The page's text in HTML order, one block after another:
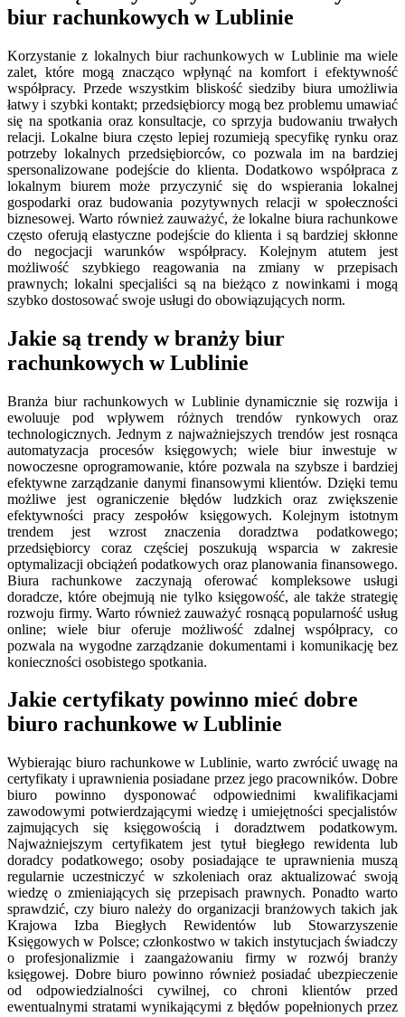
biur rachunkowych w Lublinie
Korzystanie z lokalnych biur rachunkowych w Lublinie ma wiele
zalet, które mogą znacząco wpłynąć na komfort i efektywność
współpracy. Przede wszystkim bliskość siedziby biura umożliwia
łatwy i szybki kontakt; przedsiębiorcy mogą bez problemu umawiać
się na spotkania oraz konsultacje, co sprzyja budowaniu trwałych
relacji. Lokalne biura często lepiej rozumieją specyfikę rynku oraz
potrzeby lokalnych przedsiębiorców, co pozwala im na bardziej
spersonalizowane podejście do klienta. Dodatkowo współpraca z
lokalnym biurem może przyczynić się do wspierania lokalnej
gospodarki oraz budowania pozytywnych relacji w społeczności
biznesowej. Warto również zauważyć, że lokalne biura rachunkowe
często oferują elastyczne podejście do klienta i są bardziej skłonne
do negocjacji warunków współpracy. Kolejnym atutem jest
możliwość szybkiego reagowania na zmiany w przepisach
prawnych; lokalni specjaliści są na bieżąco z nowinkami i mogą
szybko dostosować swoje usługi do obowiązujących norm.
Jakie są trendy w branży biur
rachunkowych w Lublinie
Branża biur rachunkowych w Lublinie dynamicznie się rozwija i
ewoluuje pod wpływem różnych trendów rynkowych oraz
technologicznych. Jednym z najważniejszych trendów jest rosnąca
automatyzacja procesów księgowych; wiele biur inwestuje w
nowoczesne oprogramowanie, które pozwala na szybsze i bardziej
efektywne zarządzanie danymi finansowymi klientów. Dzięki temu
możliwe jest ograniczenie błędów ludzkich oraz zwiększenie
efektywności pracy zespołów księgowych. Kolejnym istotnym
trendem jest wzrost znaczenia doradztwa podatkowego;
przedsiębiorcy coraz częściej poszukują wsparcia w zakresie
optymalizacji obciążeń podatkowych oraz planowania finansowego.
Biura rachunkowe zaczynają oferować kompleksowe usługi
doradcze, które obejmują nie tylko księgowość, ale także strategię
rozwoju firmy. Warto również zauważyć rosnącą popularność usług
online; wiele biur oferuje możliwość zdalnej współpracy, co
pozwala na wygodne zarządzanie dokumentami i komunikację bez
konieczności osobistego spotkania.
Jakie certyfikaty powinno mieć dobre
biuro rachunkowe w Lublinie
Wybierając biuro rachunkowe w Lublinie, warto zwrócić uwagę na
certyfikaty i uprawnienia posiadane przez jego pracowników. Dobre
biuro powinno dysponować odpowiednimi kwalifikacjami
zawodowymi potwierdzającymi wiedzę i umiejętności specjalistów
zajmujących się księgowością i doradztwem podatkowym.
Najważniejszym certyfikatem jest tytuł biegłego rewidenta lub
doradcy podatkowego; osoby posiadające te uprawnienia muszą
regularnie uczestniczyć w szkoleniach oraz aktualizować swoją
wiedzę o zmieniających się przepisach prawnych. Ponadto warto
sprawdzić, czy biuro należy do organizacji branżowych takich jak
Krajowa Izba Biegłych Rewidentów lub Stowarzyszenie
Księgowych w Polsce; członkostwo w takich instytucjach świadczy
o profesjonalizmie i zaangażowaniu firmy w rozwój branży
księgowej. Dobre biuro powinno również posiadać ubezpieczenie
od odpowiedzialności cywilnej, co chroni klientów przed
ewentualnymi stratami wynikającymi z błędów popełnionych przez